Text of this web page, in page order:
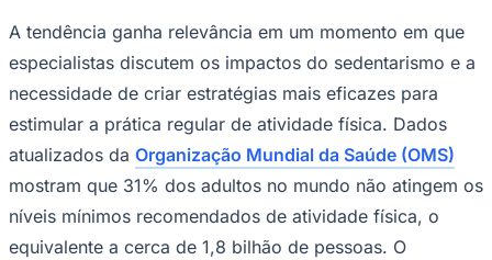
A tendência ganha relevância em um momento em que
especialistas discutem os impactos do sedentarismo e a
necessidade de criar estratégias mais eficazes para
estimular a prática regular de atividade física. Dados
atualizados da Organização Mundial da Saúde (OMS)
mostram que 31% dos adultos no mundo não atingem os
níveis mínimos recomendados de atividade física, o
equivalente a cerca de 1,8 bilhão de pessoas. O